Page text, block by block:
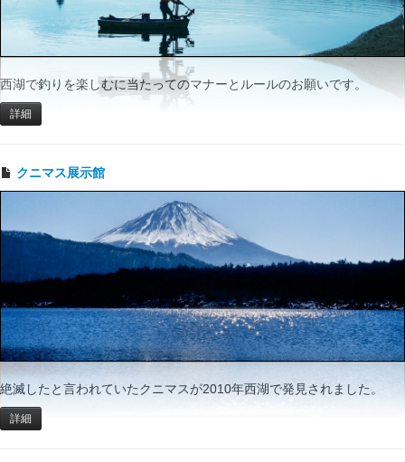
西湖で釣りを楽しむに当たってのマナーとルールのお願いです。
詳細
クニマス展示館
絶滅したと言われていたクニマスが2010年西湖で発見されました。
詳細